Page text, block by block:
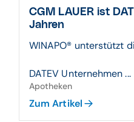
CGM LAUER ist
Jahren
WINAPO® unterstützt
DATEV Unternehmen ...
Apotheken
Zum Artikel